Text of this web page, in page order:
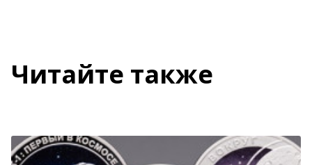
Читайте также